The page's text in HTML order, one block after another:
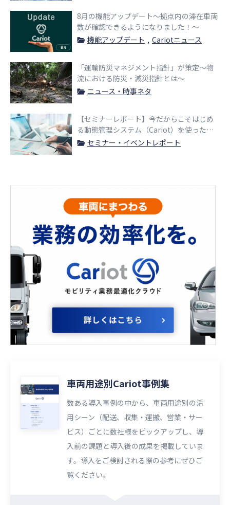
8月の機能アップデート〜拠点内の滞在車両
数が確認できるようになりました！〜
機能アップデート
Cariotニュース
「運輸防災マネジメント指針」が策定〜物
流における防災・減災指針とは〜
ニュース・時事ネタ
【セミナーレポート】今だからこそはじめ
る動態管理システム（Cariot）を使った車
両にまつわる業務の効率化
セミナー・イベントレポート
車両用途別Cariot事例集
数ある導入事例の中から、車両用途別の活
用シーン（配送、収集・運搬、営業・サー
ビス）ごとに数社様をピックアップし、導
入前の課題と導入後の成果を掲載していま
す。導入をご検討される際の参考にぜひご
覧ください。​​